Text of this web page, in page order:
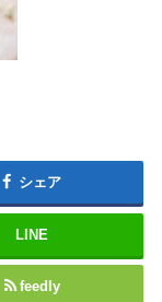
シェア
LINE
feedly